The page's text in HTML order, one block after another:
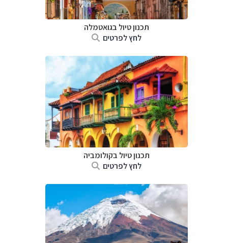
תכנון טיול בגואטמלה
לחץ לפרטים
תכנון טיול בקולומביה
לחץ לפרטים